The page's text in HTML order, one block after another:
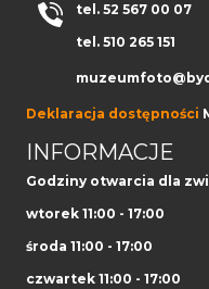
tel. 52 567 00 07
tel. 510 265 151
Deklaracja dostępności
INFORMACJE
Godziny otwarcia dla
wtorek 11:00 - 17:00
środa 11:00 - 17:00
czwartek 11:00 - 17:00